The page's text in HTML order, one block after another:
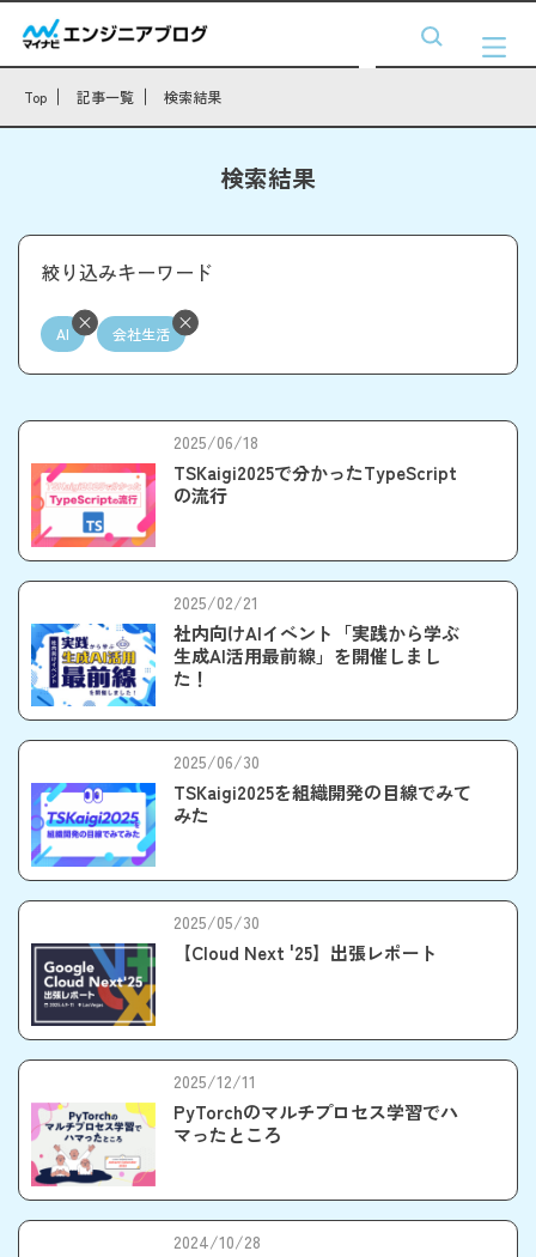
Top 記事一覧 検索結果
検索結果
絞り込みキーワード
AI 会社生活
2025/06/18
TSKaigi2025で分かったTypeScript
の流行
2025/02/21
社内向けAIイベント「実践から学ぶ
生成AI活用最前線」を開催しまし
た！
2025/06/30
TSKaigi2025を組織開発の目線でみて
みた
2025/05/30
【Cloud Next '25】出張レポート
2025/12/11
PyTorchのマルチプロセス学習でハ
マったところ
2024/10/28